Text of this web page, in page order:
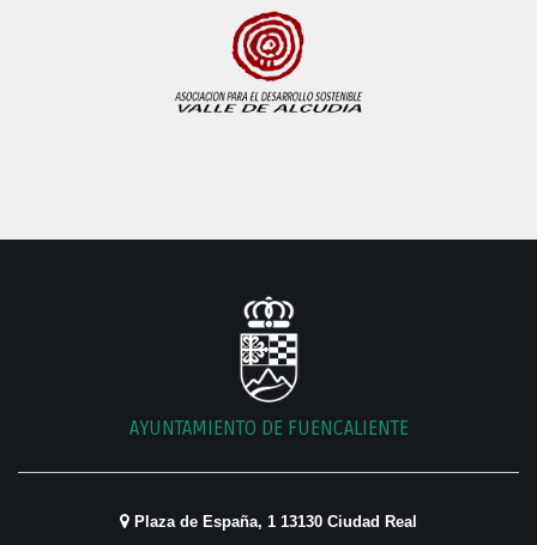
AYUNTAMIENTO DE FUENCALIENTE
Plaza de España, 1 13130 Ciudad Real